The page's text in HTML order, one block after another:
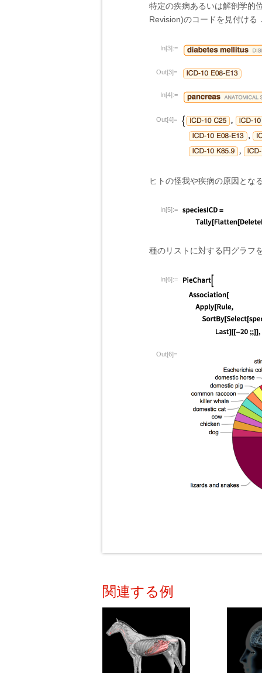
特定の疾病あるいは解剖学的
Revision)のコードを見付ける
In[3]:=
Out[3]=
In[4]:=
Out[4]=
ヒトの怪我や疾病の原因とな
In[5]:=
種のリストに対する円グラフ
In[6]:=
Out[6]=
関連する例